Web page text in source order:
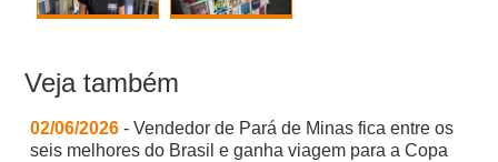
Veja também
02/06/2026 - Vendedor de Pará de Minas fica entre os
seis melhores do Brasil e ganha viagem para a Copa